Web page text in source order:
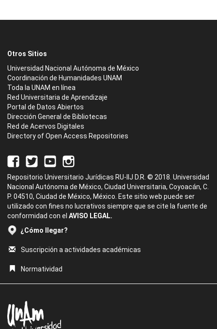
Otros Sitios
Universidad Nacional Autónoma de México
Coordinación de Humanidades UNAM
Toda la UNAM en línea
Red Universitaria de Aprendizaje
Portal de Datos Abiertos
Dirección General de Bibliotecas
Red de Acervos Digitales
Directory of Open Access Repositories
Repositorio Universitario Jurídicas RU-IIJ D.R. © 2018. Universidad
Nacional Autónoma de México, Ciudad Universitaria, Coyoacán, C.
P. 04510, Ciudad de México, México. Este sitio web puede ser
utilizado con fines no lucrativos siempre que se cite la fuente de
conformidad con el AVISO LEGAL.
¿Cómo llegar?
Suscripción a actividades académicas
Normatividad